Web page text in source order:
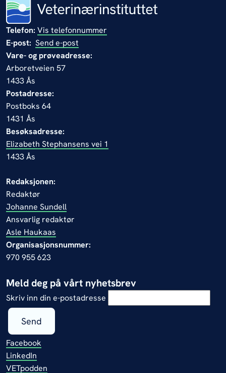
Telefon: Vis telefonnummer
E-post: Send e-post
Vare- og prøveadresse:
Arboretveien 57
1433 Ås
Postadresse:
Postboks 64
1431 Ås
Besøksadresse:
Elizabeth Stephansens vei 1
1433 Ås
Redaksjonen:
Redaktør
Johanne Sundell
Ansvarlig redaktør
Asle Haukaas
Organisasjonsnummer:
970 955 623
Meld deg på vårt nyhetsbrev
Skriv inn din e-postadresse
Send
Facebook
LinkedIn
VETpodden